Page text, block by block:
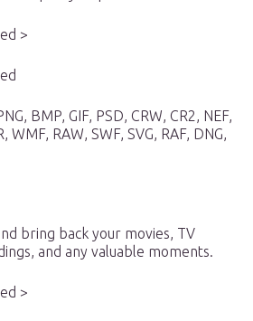
>
BMP, GIF, PSD, CRW, CR2, NEF,
WMF, RAW, SWF, SVG, RAF, DNG,
bring back your movies, TV
and any valuable moments.
>